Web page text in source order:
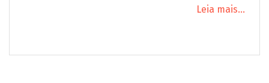
Leia mais...